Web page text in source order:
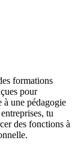
formations
pour
à une pédagogie
tu
des fonctions à